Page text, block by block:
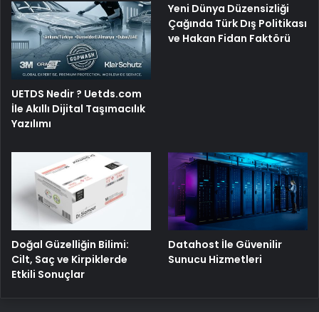
UETDS Nedir ? Uetds.com
İle Akıllı Dijital Taşımacılık
Yazılımı
Yeni Dünya Düzensizliği
Çağında Türk Dış Politikası
ve Hakan Fidan Faktörü
Doğal Güzelliğin Bilimi:
Cilt, Saç ve Kirpiklerde
Etkili Sonuçlar
Datahost İle Güvenilir
Sunucu Hizmetleri